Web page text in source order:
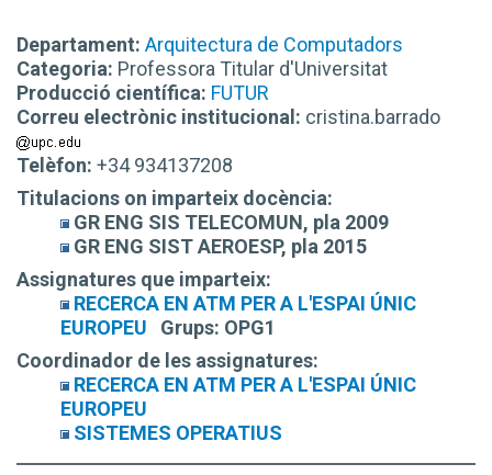
Departament: Arquitectura de Computadors
Categoria: Professora Titular d'Universitat
Producció científica: FUTUR
Correu electrònic institucional: cristina.barrado
Telèfon: +34 934137208
Titulacions on imparteix docència:
GR ENG SIS TELECOMUN, pla 2009
GR ENG SIST AEROESP, pla 2015
Assignatures que imparteix:
RECERCA EN ATM PER A L'ESPAI ÚNIC
EUROPEU
Grups: OPG1
Coordinador de les assignatures:
RECERCA EN ATM PER A L'ESPAI ÚNIC
EUROPEU
SISTEMES OPERATIUS